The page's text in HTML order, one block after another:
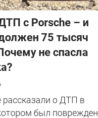
с Porsche – и
75 тысяч
не спасла
о ДТП в
был поврежден